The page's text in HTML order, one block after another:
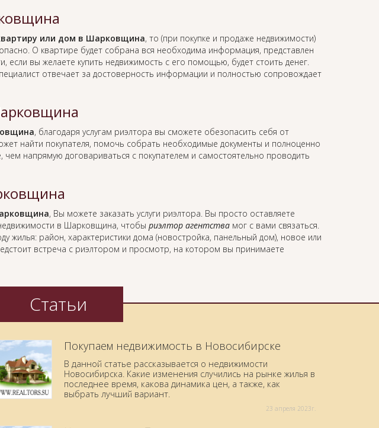
или дом в Шарковщина, то (при покупке и продаже недвижимости)
О квартире будет собрана вся необходима информация, представлен
если вы желаете купить недвижимость с его помощью, будет стоить денег.
отвечает за достоверность информации и полностью сопровождает
, благодаря услугам риэлтора вы сможете обезопасить себя от
найти покупателя, помочь собрать необходимые документы и полноценно
чем напрямую договариваться с покупателем и самостоятельно проводить
, Вы можете заказать услуги риэлтора. Вы просто оставляете
в Шарковщина, чтобы риэлтор агентствамог с вами связаться.
жилья: район, характеристики дома (новостройка, панельный дом), новое или
встреча с риэлтором и просмотр, на котором вы принимаете
Статьи
Покупаем недвижимость в Новосибирске
В данной статье рассказывается о недвижимости
Новосибирска. Какие изменения случились на рынке жилья в
последнее время, какова динамика цен, а также, как
выбрать лучший вариант.
23 aпреля 2023г.